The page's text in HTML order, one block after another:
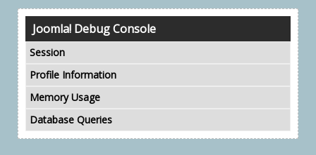
Joomla! Debug Console
Session
Profile Information
Memory Usage
Database Queries